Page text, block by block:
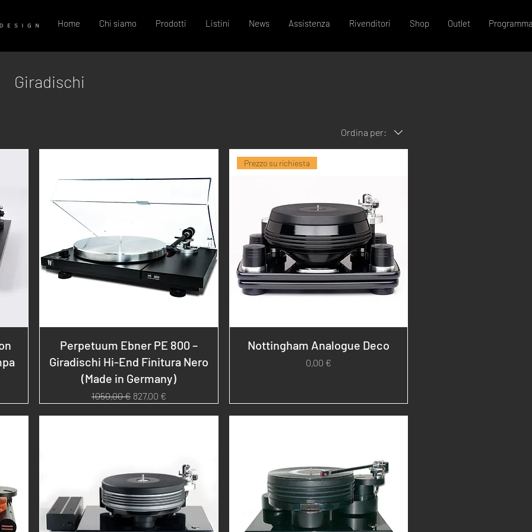
Home Chi siamo Prodotti Listini News Assistenza Rivenditori Shop Outlet
Giradischi
Ordina per:
Perpetuum Ebner PE 800 –
Giradischi Hi-End Finitura Nero
(Made in Germany)
Prezzo regolare
1050,00 € Prezzo scontato
827,00 €
Prezzo su richiesta
Nottingham Analogue Deco
Prezzo
0,00 €